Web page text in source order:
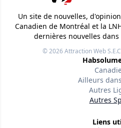
Un site de nouvelles,
Canadien de Montréal et la
dernières nouvelles
© 2026Attraction Web
Ailleurs
Autres
Autres
Liens